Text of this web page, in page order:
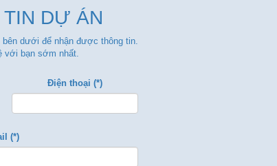
TIN DỰ ÁN
bên dưới để nhận được thông tin.
với bạn sớm nhất.
Điện thoại (*)
(*)